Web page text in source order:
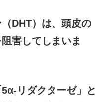
DHT）は、頭皮の
害してしまいま
5α-リダクターゼ」と